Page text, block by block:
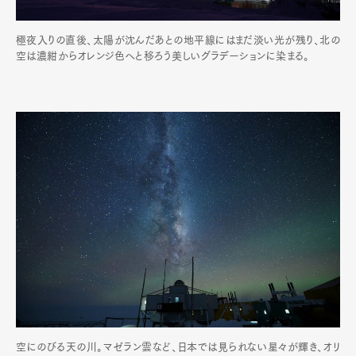
極夜入りの直後、太陽が沈んだあとの地平線にはまだ淡い光が残り、北の
空は濃紺からオレンジ色へと移ろう美しいグラデーションに染まる。
空にのびる天の川。マゼラン雲など、日本では見られない星々が輝き、オリ